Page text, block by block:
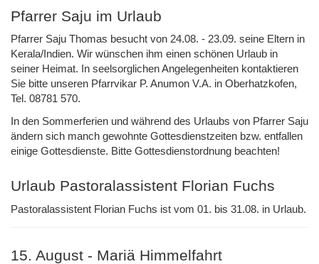
Pfarrer Saju im Urlaub
Pfarrer Saju Thomas besucht von 24.08. - 23.09. seine Eltern in
Kerala/Indien. Wir wünschen ihm einen schönen Urlaub in
seiner Heimat. In seelsorglichen Angelegenheiten kontaktieren
Sie bitte unseren Pfarrvikar P. Anumon V.A. in Oberhatzkofen,
Tel. 08781 570.
In den Sommerferien und während des Urlaubs von Pfarrer Saju
ändern sich manch gewohnte Gottesdienstzeiten bzw. entfallen
einige Gottesdienste. Bitte Gottesdienstordnung beachten!
Urlaub Pastoralassistent Florian Fuchs
Pastoralassistent Florian Fuchs ist vom 01. bis 31.08. in Urlaub.
15. August - Mariä Himmelfahrt